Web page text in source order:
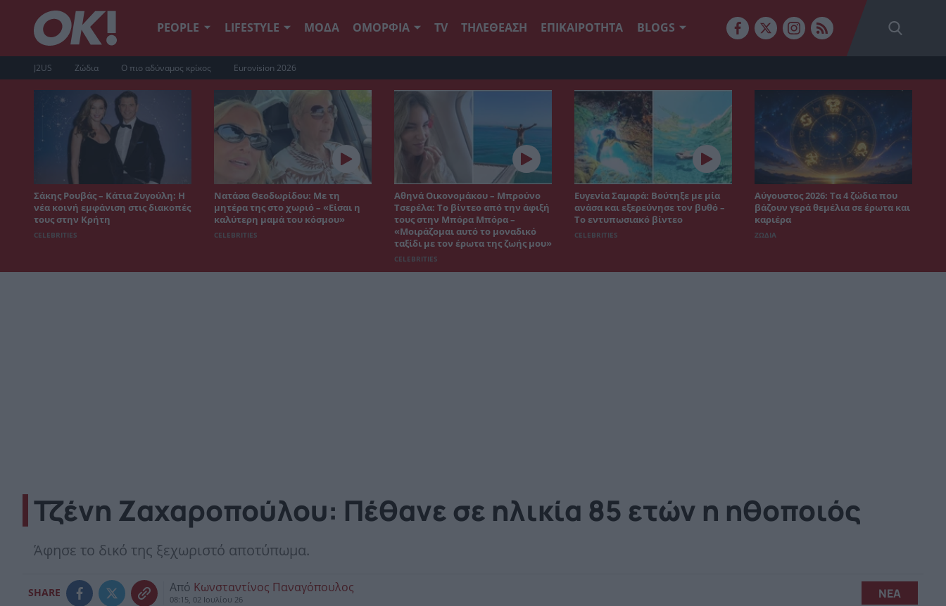
PEOPLE LIFESTYLE ΜΟΔΑ ΟΜΟΡΦΙΑ TV ΤΗΛΕΘΕΑΣΗ ΕΠΙΚΑΙΡΟΤΗΤΑ BLOGS
J2US Ζώδια Ο πιο αδύναμος κρίκος Eurovision 2026
Σάκης Ρουβάς – Κάτια Ζυγούλη: Η
νέα κοινή εμφάνιση στις διακοπές
τους στην Κρήτη
CELEBRITIES
Νατάσα Θεοδωρίδου: Με τη
μητέρα της στο χωριό – «Είσαι η
καλύτερη μαμά του κόσμου»
CELEBRITIES
Αθηνά Οικονομάκου – Μπρούνο
Τσερέλα: Το βίντεο από την άφιξή
τους στην Μπόρα Μπόρα –
«Μοιράζομαι αυτό το μοναδικό
ταξίδι με τον έρωτα της ζωής μου»
CELEBRITIES
Ευγενία Σαμαρά: Βούτηξε με μία
ανάσα και εξερεύνησε τον βυθό –
Το εντυπωσιακό βίντεο
CELEBRITIES
Αύγουστος 2026: Τα 4 ζώδια που
βάζουν γερά θεμέλια σε έρωτα και
καριέρα
ΖΩΔΙΑ
Τζένη Ζαχαροπούλου: Πέθανε σε ηλικία 85 ετών η ηθοποιός
Άφησε το δικό της ξεχωριστό αποτύπωμα.
SHARE Από Κωνσταντίνος Παναγόπουλος
08:15, 02 Ιουλίου 26 ΝΕΑ